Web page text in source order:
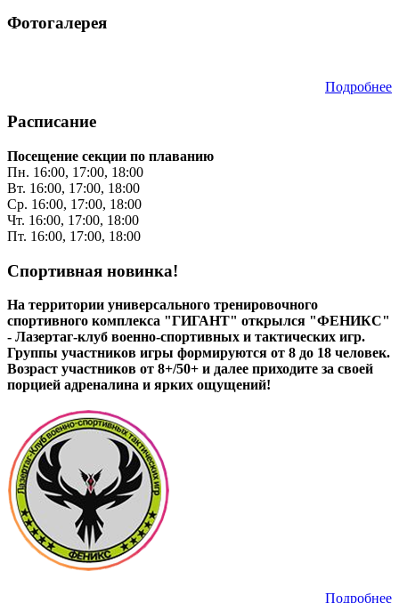
Фотогалерея
Подробнее
Расписание
Посещение секции по плаванию
Пн. 16:00, 17:00, 18:00
Вт. 16:00, 17:00, 18:00
Ср. 16:00, 17:00, 18:00
Чт. 16:00, 17:00, 18:00
Пт. 16:00, 17:00, 18:00
Спортивная новинка!
На территории универсального тренировочного
спортивного комплекса "ГИГАНТ" открылся "ФЕНИКС"
- Лазертаг-клуб военно-спортивных и тактических игр.
Группы участников игры формируются от 8 до 18 человек.
Возраст участников от 8+/50+ и далее приходите за своей
порцией адреналина и ярких ощущений!
Подробнее